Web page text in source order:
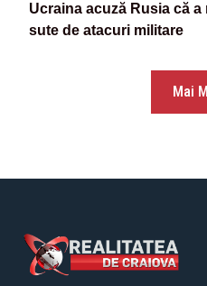
Ucraina acuză Rusia că
sute de atacuri militare
Mai